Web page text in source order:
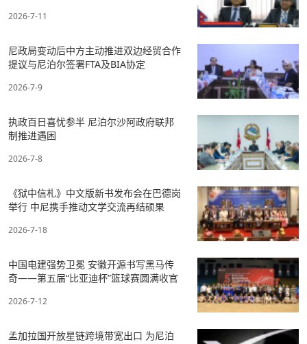
2026-7-11
尼政局变动后中方主动推进双边经贸合作
提议与尼泊尔签署FTA及BIA协定
2026-7-9
执政百日喜忧参半 尼泊尔沙阿政府联邦
制推进遇困
2026-7-8
《狱中信札》中文版新书发布会在巴德岗
举行 中尼携手推动文学交流再结硕果
2026-7-18
中国电建强势卫冕 安徽开源书写黑马传
奇——第五届“比亚迪杯”篮球赛圆满收官
2026-7-12
孟加拉国开放星链跨境带宽出口 为尼泊